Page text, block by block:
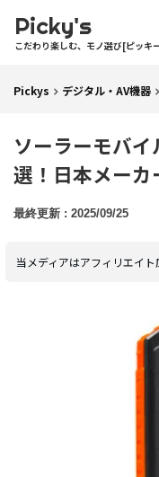
Picky's
こだわり楽しむ、モノ選び[ピッキ
Pickys デジタル・AV機器
ソーラーモバ
選！日本メー
2025/09/25
当メディアはアフィリエイト